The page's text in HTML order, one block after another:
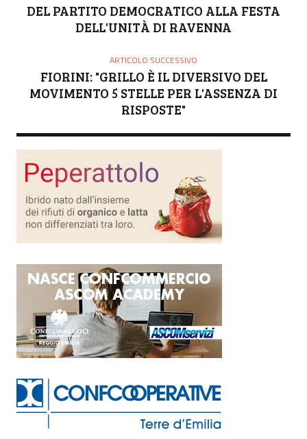
DEL PARTITO DEMOCRATICO ALLA FESTA
DELL'UNITÀ DI RAVENNA
ARTICOLO SUCCESSIVO
FIORINI: "GRILLO È IL DIVERSIVO DEL
MOVIMENTO 5 STELLE PER L'ASSENZA DI
RISPOSTE"